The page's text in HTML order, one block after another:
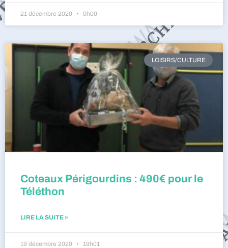
21 décembre 2020 0h00
LOISIRS/CULTURE
Coteaux Périgourdins : 490€ pour le
Téléthon
LIRE LA SUITE »
19 décembre 2020 19h01